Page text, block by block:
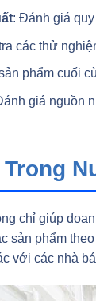
: Đánh giá
các thử
phẩm cuối
giá nguồn
chỉ giúp
sản phẩm
với các nhà